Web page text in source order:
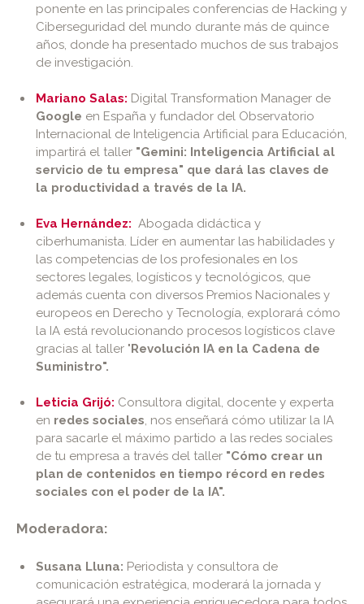
ponente en las principales conferencias de Hacking y
Ciberseguridad del mundo durante más de quince
años, donde ha presentado muchos de sus trabajos
de investigación.
Mariano Salas: Digital Transformation Manager de
Google en España y fundador del Observatorio
Internacional de Inteligencia Artificial para Educación,
impartirá el taller "Gemini: Inteligencia Artificial al
servicio de tu empresa" que dará las claves de
la productividad a través de la IA.
Eva Hernández: Abogada didáctica y
ciberhumanista. Líder en aumentar las habilidades y
las competencias de los profesionales en los
sectores legales, logísticos y tecnológicos, que
además cuenta con diversos Premios Nacionales y
europeos en Derecho y Tecnología, explorará cómo
la IA está revolucionando procesos logísticos clave
gracias al taller "Revolución IA en la Cadena de
Suministro".
Leticia Grijó: Consultora digital, docente y experta
en redes sociales, nos enseñará cómo utilizar la IA
para sacarle el máximo partido a las redes sociales
de tu empresa a través del taller "Cómo crear un
plan de contenidos en tiempo récord en redes
sociales con el poder de la IA".
Moderadora:
Susana Lluna: Periodista y consultora de
comunicación estratégica, moderará la jornada y